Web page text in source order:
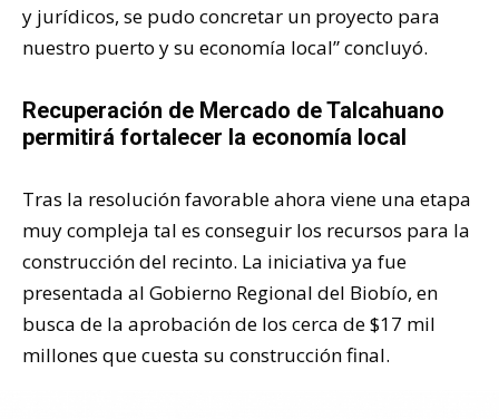
y jurídicos, se pudo concretar un proyecto para
nuestro puerto y su economía local” concluyó.
Recuperación de Mercado de Talcahuano
permitirá fortalecer la economía local
Tras la resolución favorable ahora viene una etapa
muy compleja tal es conseguir los recursos para la
construcción del recinto. La iniciativa ya fue
presentada al Gobierno Regional del Biobío, en
busca de la aprobación de los cerca de $17 mil
millones que cuesta su construcción final.